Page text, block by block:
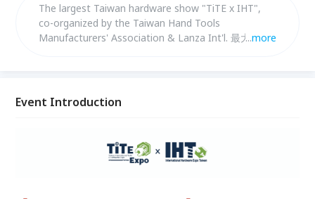
The largest Taiwan hardware show "TiTE x IHT",
co-organized by the Taiwan Hand Tools
Manufacturers' Association & Lanza Int'l. 最大規模
與電動車應用、緊固件及扣件、園藝、農業與戶外用
...more
Event Introduction